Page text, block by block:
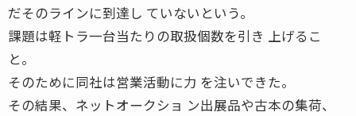
だそのラインに到達し ていないという。
課題は軽トラ一台当たりの取扱個数を引き 上げるこ
と。
そのために同社は営業活動に力 を注いできた。
その結果、ネットオークショ ン出展品や古本の集荷、